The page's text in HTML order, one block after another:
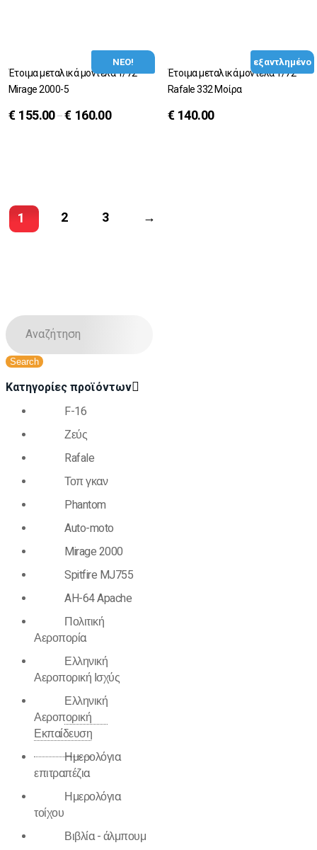
ΝΕΟ!
Έτοιμα μεταλικά μοντέλα 1/72
Mirage 2000-5
€ 155.00–€ 160.00
εξαντλημένο
Έτοιμα μεταλικά μοντέλα 1/72
Rafale 332 Μοίρα
€ 140.00
1 2 3 →
Κατηγορίες προϊόντων
F-16
Ζεύς
Rafale
Τοπ γκαν
Phantom
Auto-moto
Mirage 2000
Spitfire MJ755
AH-64 Apache
Πολιτική
Αεροπορία
Ελληνική
Αεροπορική Ισχύς
Ελληνική
Αεροπορική
Εκπαίδευση
Ημερολόγια
επιτραπέζια
Ημερολόγια
τοίχου
Βιβλία - άλμπουμ